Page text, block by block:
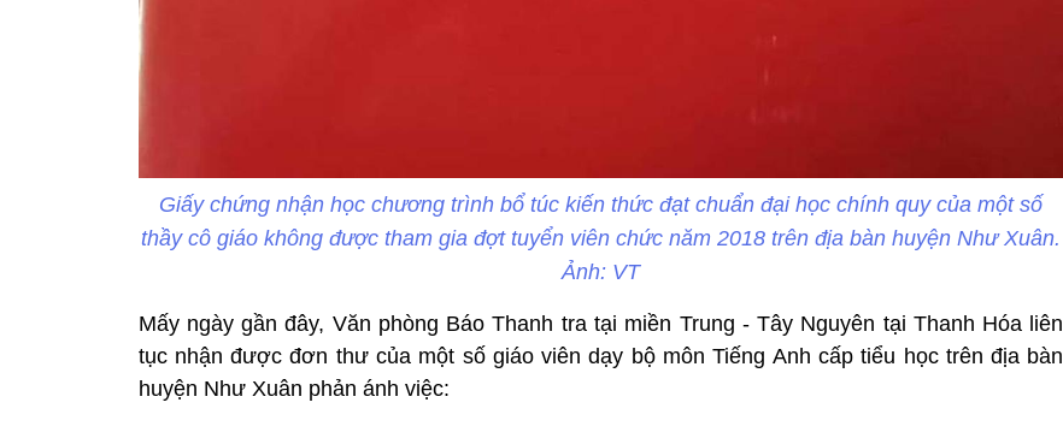
Giấy chứng nhận học chương trình bổ túc kiến thức đạt chuẩn đại học chính quy của một số
thầy cô giáo không được tham gia đợt tuyển viên chức năm 2018 trên địa bàn huyện Như Xuân.
Ảnh: VT
Mấy ngày gần đây, Văn phòng Báo Thanh tra tại miền Trung - Tây Nguyên tại Thanh Hóa liên
tục nhận được đơn thư của một số giáo viên dạy bộ môn Tiếng Anh cấp tiểu học trên địa bàn
huyện Như Xuân phản ánh việc: